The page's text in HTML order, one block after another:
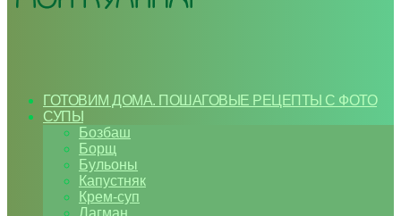
ГОТОВИМ ДОМА. ПОШАГОВЫЕ РЕЦЕПТЫ С ФОТО
СУПЫ
Бозбаш
Борщ
Бульоны
Капустняк
Крем-суп
Лагман